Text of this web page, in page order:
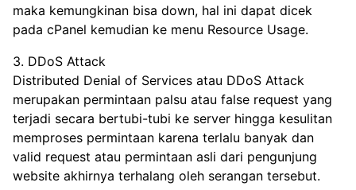
maka kemungkinan bisa down, hal ini dapat dicek
pada cPanel kemudian ke menu Resource Usage.
3. DDoS Attack
Distributed Denial of Services atau DDoS Attack
merupakan permintaan palsu atau false request yang
terjadi secara bertubi-tubi ke server hingga kesulitan
memproses permintaan karena terlalu banyak dan
valid request atau permintaan asli dari pengunjung
website akhirnya terhalang oleh serangan tersebut.